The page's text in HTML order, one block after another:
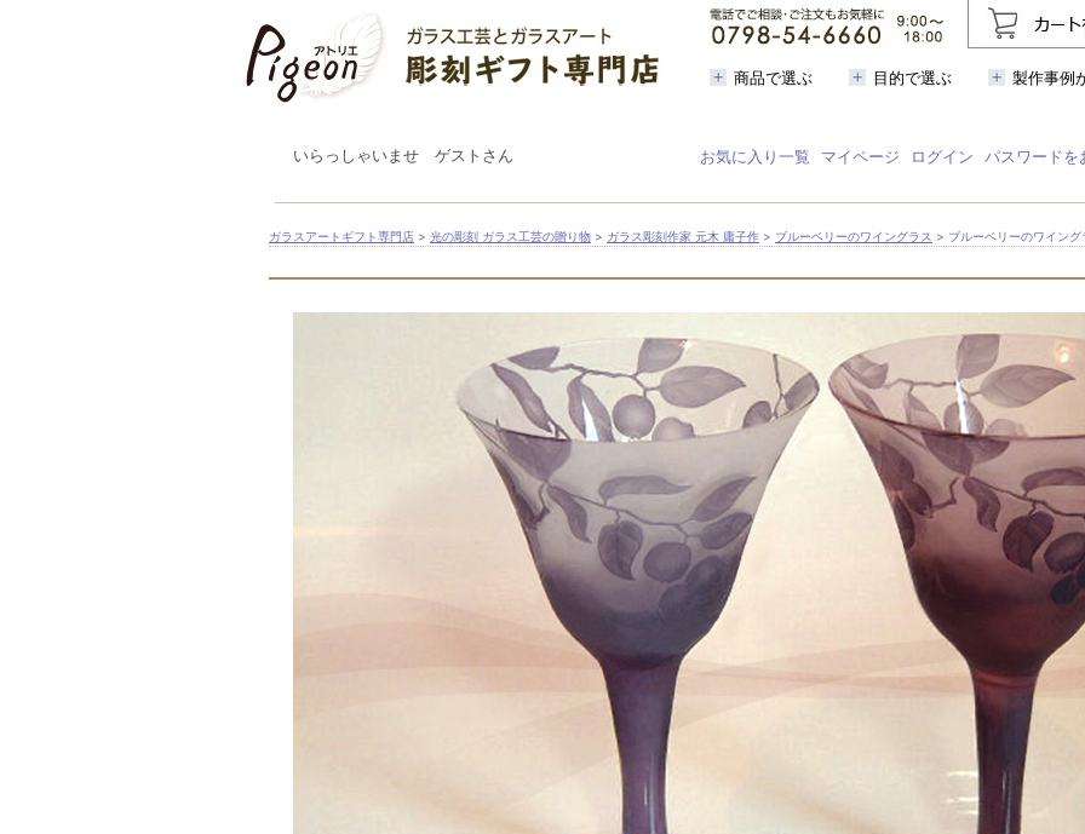
商品で選ぶ 目的で選ぶ 製作事例
いらっしゃいませ ゲストさん お気に入り一覧 マイページ ログイン パスワードを
ガラスアートギフト専門店 > 光の彫刻 ガラス工芸の贈り物 > ガラス彫刻作家 元木 庸子作 > ブルーベリーのワイングラス > ブルーベリーのワイン